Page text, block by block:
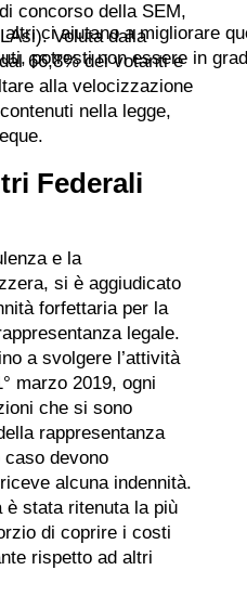
concorso della SEM,
Voluta dalla
66,8% dei votanti e
alla velocizzazione
nella legge,
Federali
e la
si è aggiudicato
forfettaria per la
legale.
a svolgere l’attività
marzo 2019, ogni
che si sono
rappresentanza
devono
alcuna indennità.
è stata ritenuta la più
di coprire i costi
rispetto ad altri
ci aiutano a migliorare
potresti non essere in